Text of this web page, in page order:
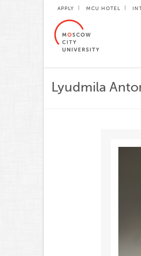
APPLY MCU HOTEL
Lyudmila